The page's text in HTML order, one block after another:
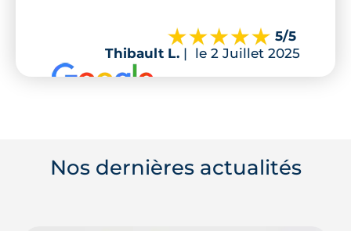
5/5
Thibault L. | le 2 Juillet 2025
Nos dernières actualités